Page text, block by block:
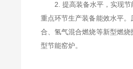
2. 提高装备水平，实现
重点环节生产装备能效水平
合、氢气混合燃烧等新型燃
型节能窑炉。